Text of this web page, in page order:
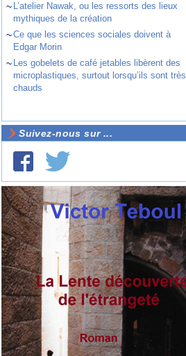
~ L’atelier Nawak, ou les ressorts des lieux
mythiques de la création
~Ce que les sciences sociales doivent à
Edgar Morin
~ Les gobelets de café jetables libèrent des
microplastiques, surtout lorsqu’ils sont très
chauds
Suivez-nous sur ...